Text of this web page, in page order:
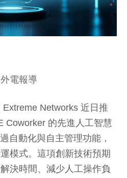
電報導
Networks 近日推
Coworker 的先進人工智慧
自動化與自主管理功能，
模式。這項創新技術預期
決時間、減少人工操作負